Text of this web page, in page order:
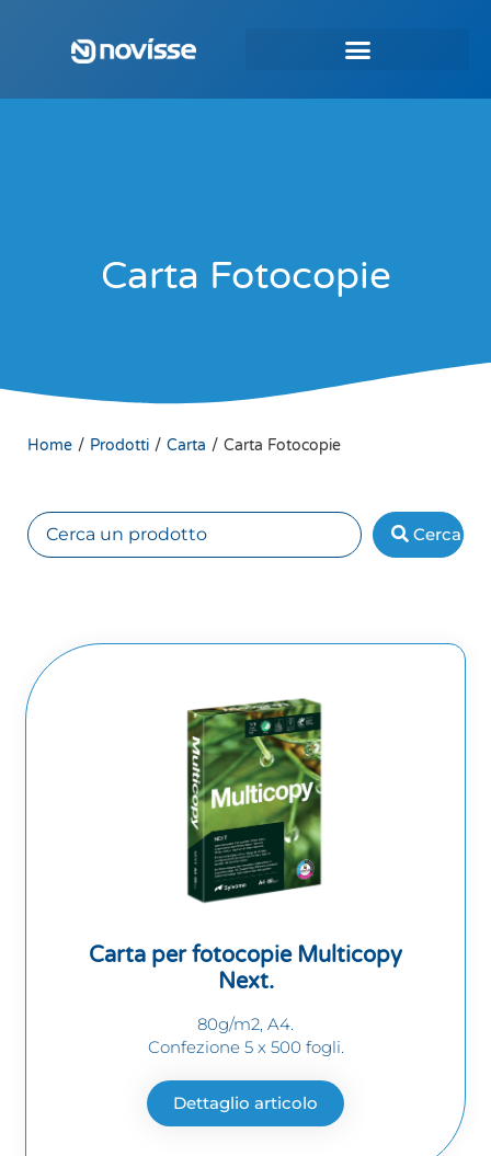
Carta Fotocopie
Home / Prodotti / Carta / Carta Fotocopie
Cerca
Carta per fotocopie Multicopy
Next.
80g/m2, A4.
Confezione 5 x 500 fogli.
Dettaglio articolo